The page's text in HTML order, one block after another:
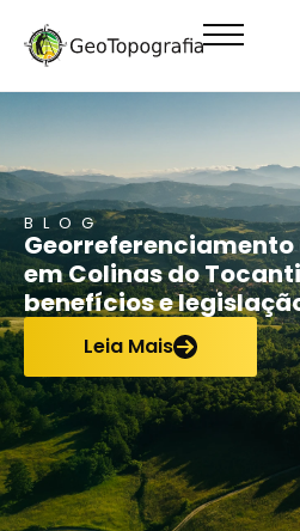
conteúdo
BLOG
em Colinas do
benefícios e
Leia Mais